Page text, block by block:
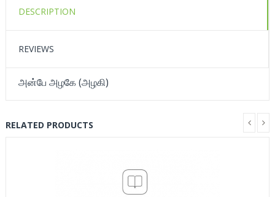
DESCRIPTION
REVIEWS
அன்பே அழகே (அழகி)
RELATED PRODUCTS